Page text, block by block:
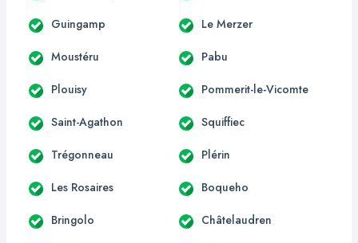
Guingamp Le Merzer
Moustéru Pabu
Plouisy Pommerit-le-Vicomte
Saint-Agathon Squiffiec
Trégonneau Plérin
Les Rosaires Boqueho
Bringolo Châtelaudren